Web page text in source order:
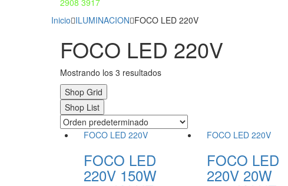
2908 3917
Inicio ILUMINACION FOCO LED 220V
FOCO LED 220V
Mostrando los 3 resultados
Shop Grid
Shop List
FOCO LED 220V
FOCO LED
220V 150W
FOCO LED 220V
FOCO LED
220V 20W